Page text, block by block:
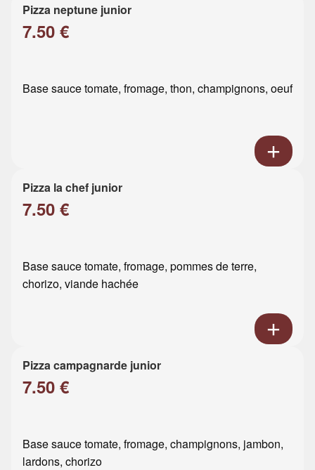
Pizza neptune junior
7.50 €
Base sauce tomate, fromage, thon, champignons, oeuf
Pizza la chef junior
7.50 €
Base sauce tomate, fromage, pommes de terre,
chorizo, viande hachée
Pizza campagnarde junior
7.50 €
Base sauce tomate, fromage, champignons, jambon,
lardons, chorizo